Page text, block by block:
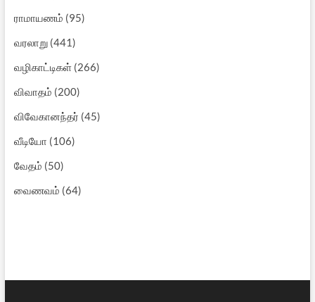
ராமாயணம் (95)
வரலாறு(441)
வழிகாட்டிகள்(266)
விவாதம் (200)
விவேகானந்தர் (45)
வீடியோ (106)
வேதம் (50)
வைணவம் (64)